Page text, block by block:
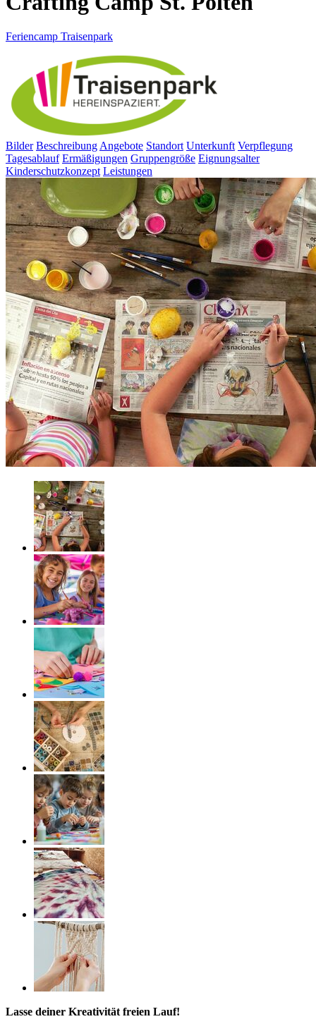
Feriencamp Traisenpark
Bilder BeschreibungAngebote Standort Unterkunft Verpflegung
Tagesablauf Ermäßigungen Gruppengröße Eignungsalter
Kinderschutzkonzept Leistungen
Lasse deiner Kreativität freien Lauf!